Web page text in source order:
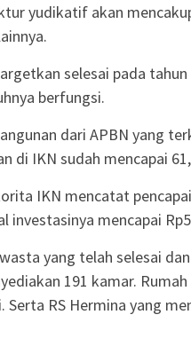
yudikatif akan
selesai pada
berfungsi.
dari APBN yang
di IKN sudah mencapai
IKN mencatat
investasinya mencapai
yang telah selesai
191 kamar.
Serta RS Hermina yang